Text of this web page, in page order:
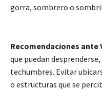
gorra, sombrero o
Recomendaciones ante
que puedan
techumbres. Evitar
o estructuras que se